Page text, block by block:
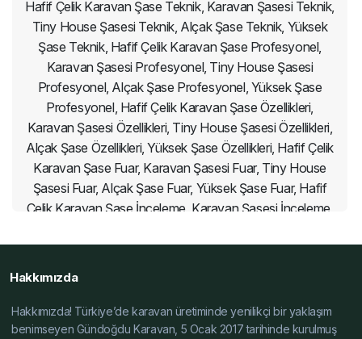
Hafif Çelik Karavan Şase Teknik, Karavan Şasesi Teknik,
Tiny House Şasesi Teknik, Alçak Şase Teknik, Yüksek
Şase Teknik, Hafif Çelik Karavan Şase Profesyonel,
Karavan Şasesi Profesyonel, Tiny House Şasesi
Profesyonel, Alçak Şase Profesyonel, Yüksek Şase
Profesyonel, Hafif Çelik Karavan Şase Özellikleri,
Karavan Şasesi Özellikleri, Tiny House Şasesi Özellikleri,
Alçak Şase Özellikleri, Yüksek Şase Özellikleri, Hafif Çelik
Karavan Şase Fuar, Karavan Şasesi Fuar, Tiny House
Şasesi Fuar, Alçak Şase Fuar, Yüksek Şase Fuar, Hafif
Çelik Karavan Şase İnceleme, Karavan Şasesi İnceleme,
Yüksek Şase İnceleme, Hafif Çelik Karavan Şase Yorum,
Karavan Şase Test, Karavan Şasesi Test, Tiny House
Şasesi Test, Alçak Şase Test, Yüksek Şase Test, Hafif
Hakkımızda
Hakkımızda! Türkiye’de karavan üretiminde yenilikçi bir yaklaşım
benimseyen Gündoğdu Karavan, 5 Ocak 2017 tarihinde kurulmuş